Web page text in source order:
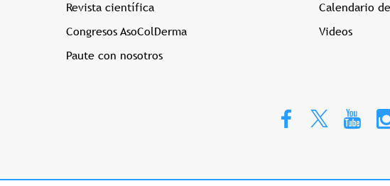
Revista científica
Congresos AsoColDerma
Paute con nosotros
Calendario
Videos